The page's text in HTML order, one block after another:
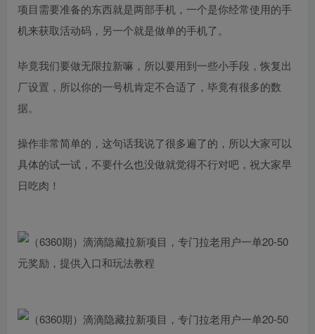
项目需要准备的东西就是两部手机，一个是你经常使用的手
机来获取活动码，另一个就是做单的手机了。
毕竟我们要做无限拉新嘛，所以要用到一些小手段，恢复出
厂设置，所以你的一号机肯定不合适了，毕竟有很多的数
据。
操作非常简单的，这句话我说了很多遍了的，所以大家可以
具体的试一试，不要什么也没做就觉得不行对吧，祝大家早
日吃肉！